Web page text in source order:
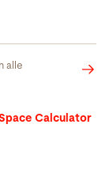
alle
Space Calculator